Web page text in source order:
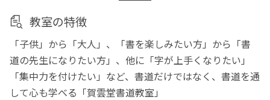
教室の特徴
「子供」から「大人」、「書を楽しみたい方」から「書
道の先生になりたい方」、他に「字が上手くなりたい」
「集中力を付けたい」など、書道だけではなく、書道を通
して心も学べる「賀雲堂書道教室」